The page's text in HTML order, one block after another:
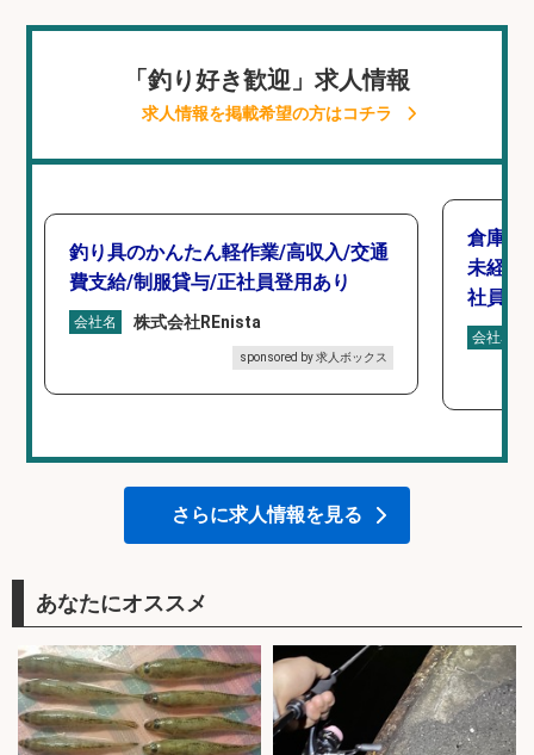
「釣り好き歓迎」求人情報
求人情報を掲載希望の方はコチラ
釣り具のかんたん軽作業/高収入/交通
費支給/制服貸与/正社員登用あり
会社名 株式会社REnista
sponsored by 求人ボックス
倉庫で
未経験
社員登
会社名
さらに求人情報を見る
あなたにオススメ